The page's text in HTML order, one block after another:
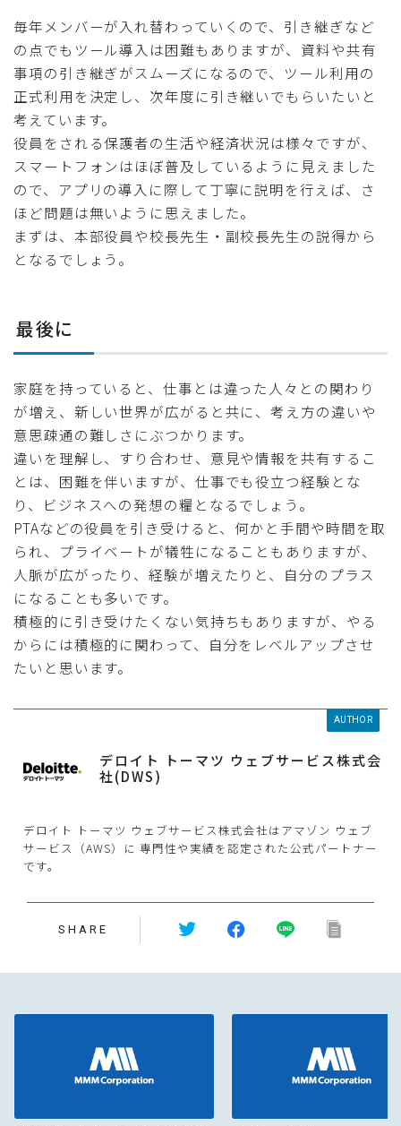
毎年メンバーが入れ替わっていくので、引き継ぎなど
の点でもツール導入は困難もありますが、資料や共有
事項の引き継ぎがスムーズになるので、ツール利用の
正式利用を決定し、次年度に引き継いでもらいたいと
考えています。
役員をされる保護者の生活や経済状況は様々ですが、
スマートフォンはほぼ普及しているように見えました
ので、アプリの導入に際して丁寧に説明を行えば、さ
ほど問題は無いように思えました。
まずは、本部役員や校長先生・副校長先生の説得から
となるでしょう。
最後に
家庭を持っていると、仕事とは違った人々との関わり
が増え、新しい世界が広がると共に、考え方の違いや
意思疎通の難しさにぶつかります。
違いを理解し、すり合わせ、意見や情報を共有するこ
とは、困難を伴いますが、仕事でも役立つ経験とな
り、ビジネスへの発想の糧となるでしょう。
PTAなどの役員を引き受けると、何かと手間や時間を取
られ、プライベートが犠牲になることもありますが、
人脈が広がったり、経験が増えたりと、自分のプラス
になることも多いです。
積極的に引き受けたくない気持ちもありますが、やる
からには積極的に関わって、自分をレベルアップさせ
たいと思います。
AUTHOR
デロイト トーマツ ウェブサービス株式会
社(DWS)
デロイト トーマツ ウェブサービス株式会社はアマゾン ウェブ
サービス（AWS）に 専門性や実績を認定された公式パートナー
です。
SHARE